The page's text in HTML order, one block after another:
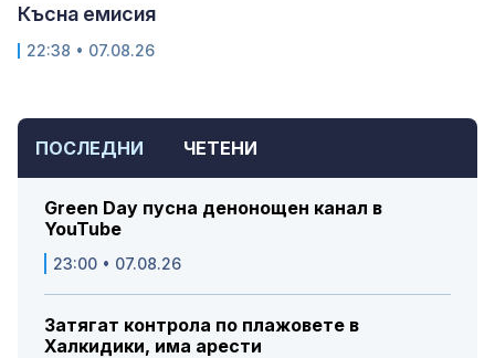
ПОСЛЕДНИ ЧЕТЕНИ
Green Day пусна денонощен канал в
YouTube
23:00 • 07.08.26
Затягат контрола по плажовете в
Халкидики, има арести
Късна емисия
22:38 • 07.08.26